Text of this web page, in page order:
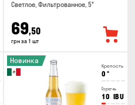
Светлое, Фильтрованное, 5°
69,50
грн за 1 шт
Крепость
0 °
Горечь
10 IBU
Новинка